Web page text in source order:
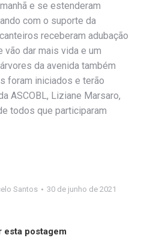
e se estenderam
com o suporte da
receberam adubação
dar mais vida e um
da avenida também
foram iniciados e terão
ASCOBL, Liziane Marsaro,
todos que participaram
Santos 30 de junho de 2021
esta postagem